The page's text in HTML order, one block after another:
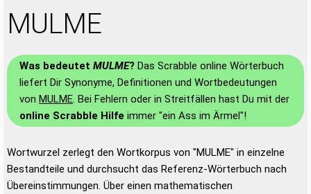
MULME
Was bedeutet MULME? Das Scrabble online Wörterbuch
liefert Dir Synonyme, Definitionen und Wortbedeutungen
von MULME. Bei Fehlern oder in Streitfällen hast Du mit der
online Scrabble Hilfe immer "ein Ass im Ärmel"!
Wortwurzel zerlegt den Wortkorpus von "MULME" in einzelne
Bestandteile und durchsucht das Referenz-Wörterbuch nach
Übereinstimmungen. Über einen mathematischen